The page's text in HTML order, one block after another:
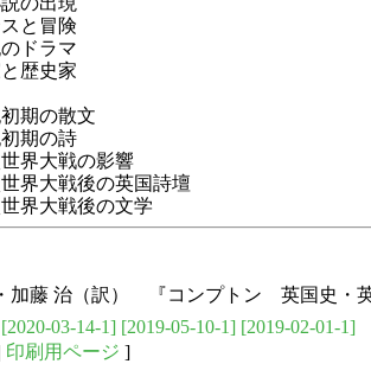
冒険
ラマ
史家
の散文
の詩
大戦の影響
戦後の英国詩壇
戦後の文学
加藤 治（訳） 『コンプトン 英国史・
[2020-03-14-1] [2019-05-10-1] [2019-02-01-1]
印刷用ページ ]